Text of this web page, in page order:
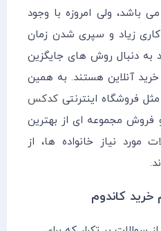
می باشد، ولی امروزه با وجود
زیاد و سپری شدن زمان
به دنبال روش های جایگزین
آنلاین هستند. به همین
فروشگاه اینترنتی کدکس
فروش مجموعه ای از بهترین
نیاز خانواده ها، از
کاندوم